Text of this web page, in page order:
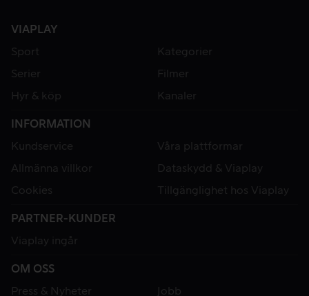
VIAPLAY
Sport
Kategorier
Serier
Filmer
Hyr & köp
Kanaler
INFORMATION
Kundservice
Våra plattformar
Allmänna villkor
Dataskydd & Viaplay
Cookies
Tillgänglighet hos Viaplay
PARTNER-KUNDER
Viaplay ingår
OM OSS
Press & Nyheter
Jobb